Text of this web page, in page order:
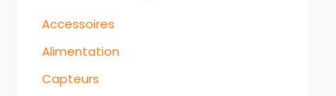
Accessoires
Alimentation
Capteurs